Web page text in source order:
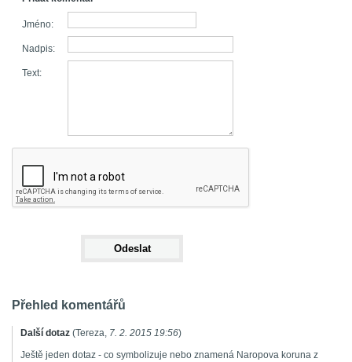
Jméno:
Nadpis:
Text:
Přehled komentářů
Další dotaz (Tereza, 7. 2. 2015 19:56)
Ještě jeden dotaz - co symbolizuje nebo znamená Naropova koruna z